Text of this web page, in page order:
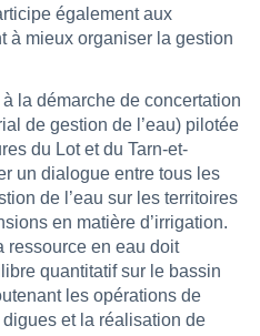
également aux
à mieux organiser la gestion
la démarche de concertation
de gestion de l’eau) pilotée
du Lot et du Tarn-et-
un dialogue entre tous les
de l’eau sur les territoires
en matière d’irrigation.
ressource en eau doit
quantitatif sur le bassin
les opérations de
et la réalisation de